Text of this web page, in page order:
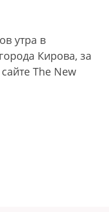
утра в
Кирова, за
The New